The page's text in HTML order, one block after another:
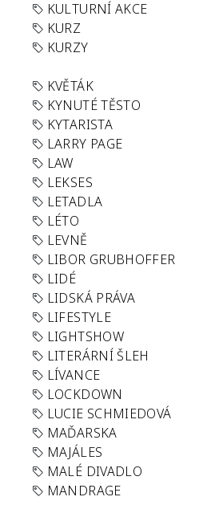
KULTURNÍ AKCE
KURZ
KURZY
KVĚTÁK
KYNUTÉ TĚSTO
KYTARISTA
LARRY PAGE
LAW
LEKSES
LETADLA
LÉTO
LEVNĚ
LIBOR GRUBHOFFER
LIDÉ
LIDSKÁ PRÁVA
LIFESTYLE
LIGHTSHOW
LITERÁRNÍ ŠLEH
LÍVANCE
LOCKDOWN
LUCIE SCHMIEDOVÁ
MAĎARSKA
MAJÁLES
MALÉ DIVADLO
MANDRAGE